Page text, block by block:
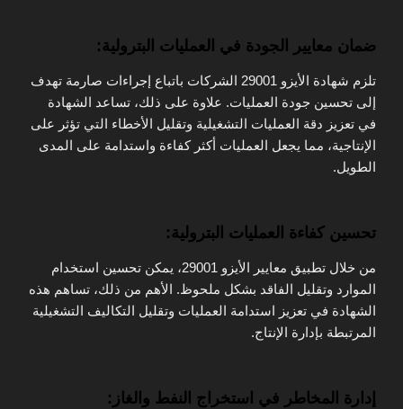
ضمان معايير الجودة في العمليات البترولية:
تلزم شهادة الأيزو 29001 الشركات باتباع إجراءات صارمة تهدف
إلى تحسين جودة العمليات. علاوة على ذلك، تساعد الشهادة
في تعزيز دقة العمليات التشغيلية وتقليل الأخطاء التي تؤثر على
الإنتاجية، مما يجعل العمليات أكثر كفاءة واستدامة على المدى
الطويل.
تحسين كفاءة العمليات البترولية:
من خلال تطبيق معايير الأيزو 29001، يمكن تحسين استخدام
الموارد وتقليل الفاقد بشكل ملحوظ. الأهم من ذلك، تساهم هذه
الشهادة في تعزيز استدامة العمليات وتقليل التكاليف التشغيلية
المرتبطة بإدارة الإنتاج.
إدارة المخاطر في استخراج النفط والغاز: